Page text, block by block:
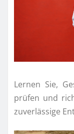
Lernen Sie,
prüfen und
zuverlässige